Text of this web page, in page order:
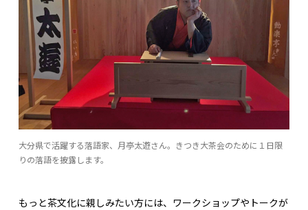
大分県で活躍する落語家、月亭太遊さん。きつき大茶会のために１日限
りの落語を披露します。
もっと茶文化に親しみたい方には、ワークショップやトークが